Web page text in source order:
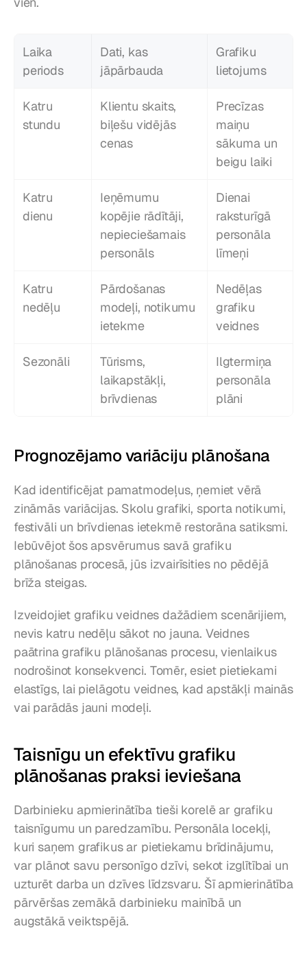
Laika
periods
Dati, kas
jāpārbauda
Grafiku
lietojums
Katru
stundu
Klientu skaits,
biļešu vidējās
cenas
Precīzas
maiņu
sākuma un
beigu laiki
Katru
dienu
Ieņēmumu
kopējie rādītāji,
nepieciešamais
personāls
Dienai
raksturīgā
personāla
līmeņi
Katru
nedēļu
Pārdošanas
modeļi, notikumu
ietekme
Nedēļas
grafiku
veidnes
Sezonāli
Tūrisms,
laikapstākļi,
brīvdienas
Ilgtermiņa
personāla
plāni
Prognozējamo variāciju plānošana
Kad identificējat pamatmodeļus, ņemiet vērā
zināmās variācijas. Skolu grafiki, sporta notikumi,
festivāli un brīvdienas ietekmē restorāna satiksmi.
Iebūvējot šos apsvērumus savā grafiku
plānošanas procesā, jūs izvairīsities no pēdējā
brīža steigas.
Izveidojiet grafiku veidnes dažādiem scenārijiem,
nevis katru nedēļu sākot no jauna. Veidnes
paātrina grafiku plānošanas procesu, vienlaikus
nodrošinot konsekvenci. Tomēr, esiet pietiekami
elastīgs, lai pielāgotu veidnes, kad apstākļi mainās
vai parādās jauni modeļi.
Taisnīgu un efektīvu grafiku
plānošanas praksi ieviešana
Darbinieku apmierinātība tieši korelē ar grafiku
taisnīgumu un paredzamību. Personāla locekļi,
kuri saņem grafikus ar pietiekamu brīdinājumu,
var plānot savu personīgo dzīvi, sekot izglītībai un
uzturēt darba un dzīves līdzsvaru. Šī apmierinātība
pārvēršas zemākā darbinieku mainībā un
augstākā veiktspējā.